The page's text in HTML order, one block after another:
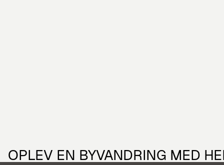
OPLEV EN BYVANDRING MED